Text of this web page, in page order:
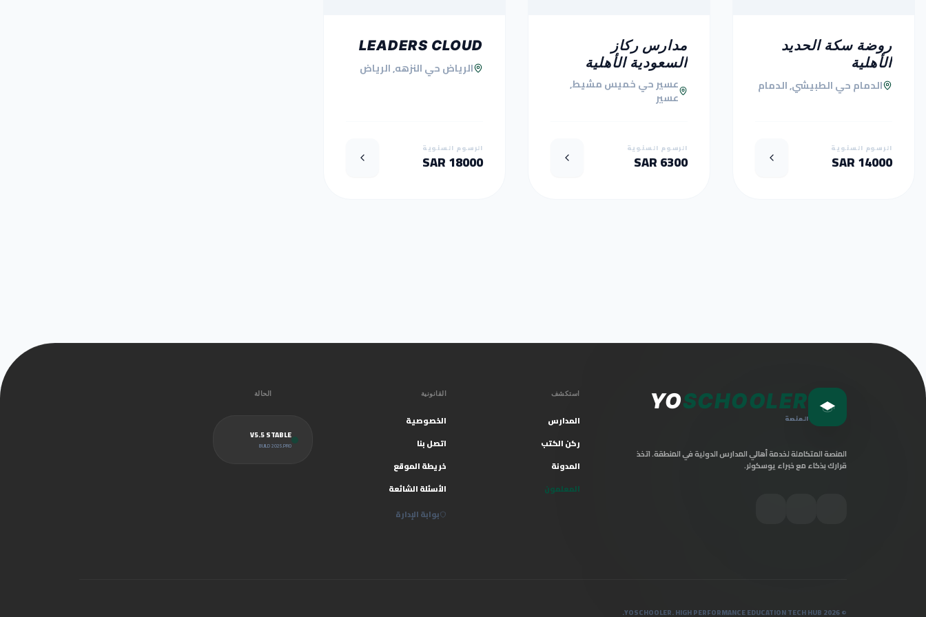
روضة سكة الحديد
الأهلية
الدمام حي الطبيشي, الدمام
الرسوم السنوية
14000 SAR
مدارس ركاز
السعودية الأهلية
عسير حي خميس مشيط,
عسير
الرسوم السنوية
6300 SAR
LEADERS CLOUD
الرياض حي النزهه, الرياض
الرسوم السنوية
18000 SAR
YOSCHOOLER
المنصة
المنصة المتكاملة لخدمة أهالي المدارس الدولية في المنطقة. اتخذ
قرارك بذكاء مع خبراء يوسكولر.
استكشف
المدارس
ركن الكتب
المدونة
المعلمون
القانونية
الخصوصية
اتصل بنا
خريطة الموقع
الأسئلة الشائعة
بوابة الإدارة
الحالة
V5.5 STABLE
BUILD 2025.PRO
© 2026 YOSCHOOLER. HIGH PERFORMANCE EDUCATION TECH HUB.